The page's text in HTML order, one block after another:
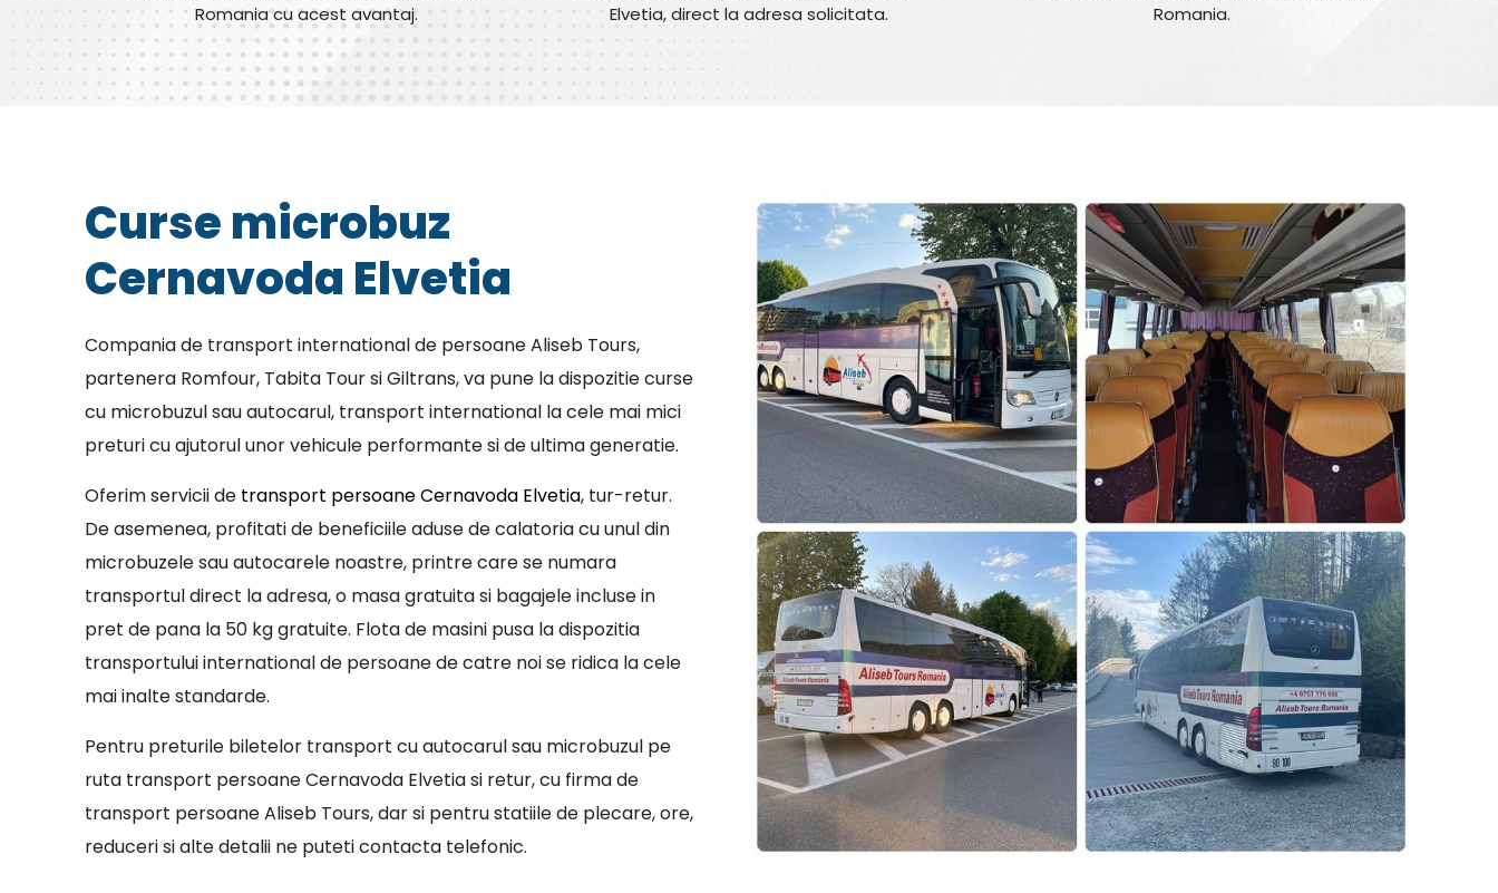
Romania cu acest avantaj.
Elvetia, direct la adresa solicitata.
Romania.
Curse microbuz
Cernavoda Elvetia
Compania de transport international de persoane Aliseb Tours,
partenera Romfour, Tabita Tour si Giltrans, va pune la dispozitie curse
cu microbuzul sau autocarul, transport international la cele mai mici
preturi cu ajutorul unor vehicule performante si de ultima generatie.
Oferim servicii de transport persoane Cernavoda Elvetia, tur-retur.
De asemenea, profitati de beneficiile aduse de calatoria cu unul din
microbuzele sau autocarele noastre, printre care se numara
transportul direct la adresa, o masa gratuita si bagajele incluse in
pret de pana la 50 kg gratuite. Flota de masini pusa la dispozitia
transportului international de persoane de catre noi se ridica la cele
mai inalte standarde.
Pentru preturile biletelor transport cu autocarul sau microbuzul pe
ruta transport persoane Cernavoda Elvetia si retur, cu firma de
transport persoane Aliseb Tours, dar si pentru statiile de plecare, ore,
reduceri si alte detalii ne puteti contacta telefonic.